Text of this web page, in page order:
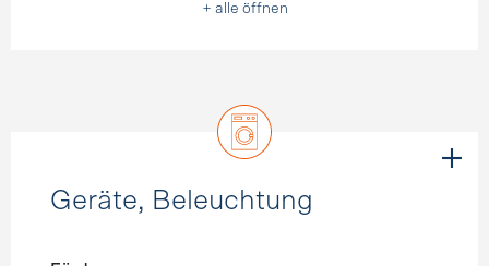
+ alle öffnen
Geräte, Beleuchtung